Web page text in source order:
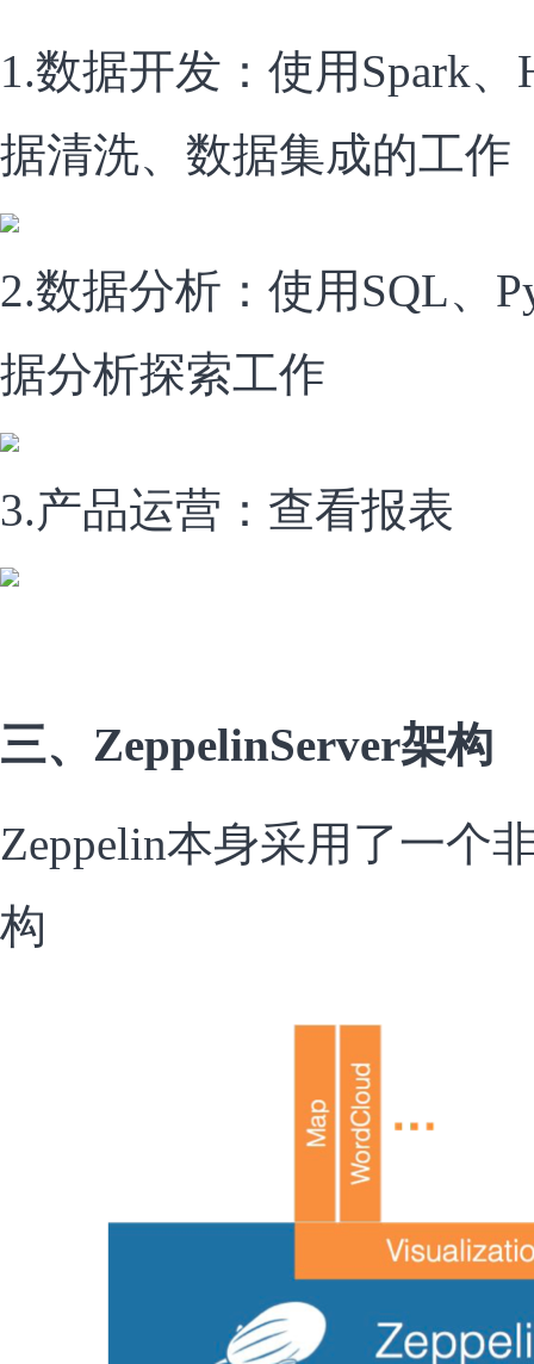
1.数据开发：使用Spark
据清洗、数据集成的工作
2.数据分析：使用SQL、
据分析探索工作
3.产品运营：查看报表
三、ZeppelinServer架构
Zeppelin本身采用了一个
构